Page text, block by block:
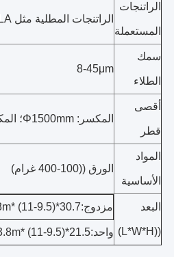
الراتنجات
المستعملة
الراتنجات المطلية مثل LDPE/PP/PBS/PLA
سمك
الطلاء
8-45μm
أقصى
قطر
المكسر: Φ1500mm؛ المكسر: Φ1800mm
المواد
الأساسية
الورق ((100-400 غرام)
البعد
((L*W*H)
مزدوج:30.7*(9.5-11) *3.8m
واحد:21.5*(9.5-11) *3.8m